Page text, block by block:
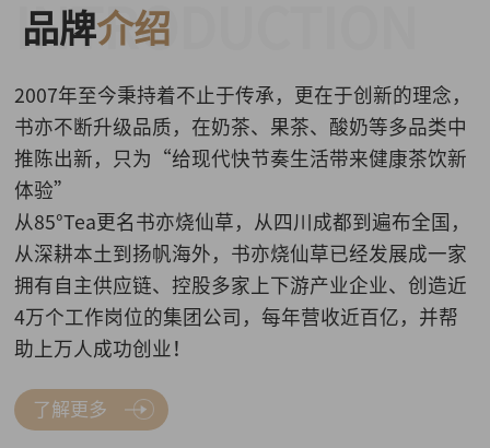
INTRODUCTION
品牌介绍
2007年至今秉持着不止于传承，更在于创新的理念，
书亦不断升级品质，在奶茶、果茶、酸奶等多品类中
推陈出新，只为“给现代快节奏生活带来健康茶饮新
体验”
从85°Tea更名书亦烧仙草，从四川成都到遍布全国，
从深耕本土到扬帆海外，书亦烧仙草已经发展成一家
拥有自主供应链、控股多家上下游产业企业、创造近
4万个工作岗位的集团公司，每年营收近百亿，并帮
助上万人成功创业！
了解更多